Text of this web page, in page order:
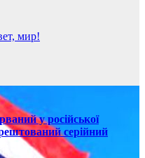
мир!
у російської
серійний